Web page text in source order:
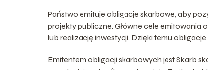
Państwo emituje obligacje skarbowe, aby
projekty publiczne. Główne cele emitowania
lub realizację inwestycji. Dzięki temu
Emitentem obligacji skarbowych jest Skarb